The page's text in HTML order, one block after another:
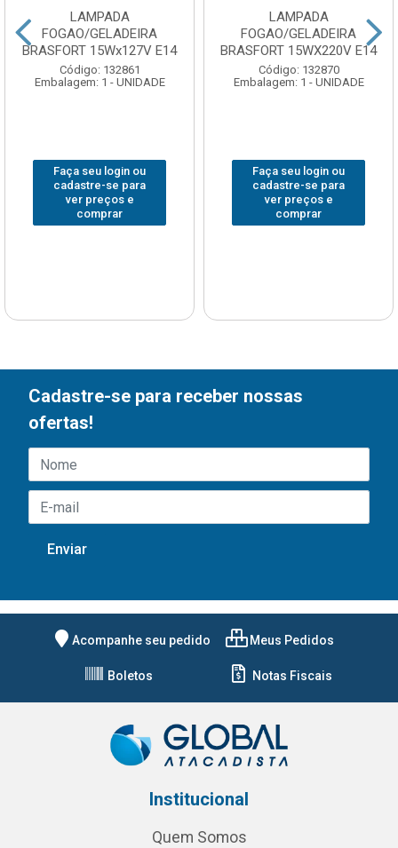
LAMPADA
FOGAO/GELADEIRA
BRASFORT 15Wx127V E14
Código: 132861
Embalagem: 1 - UNIDADE
Faça seu login ou
cadastre-se para
ver preços e
comprar
LAMPADA
FOGAO/GELADEIRA
BRASFORT 15WX220V E14
Código: 132870
Embalagem: 1 - UNIDADE
Faça seu login ou
cadastre-se para
ver preços e
comprar
Cadastre-se para receber nossas
ofertas!
Acompanhe seu pedido Meus Pedidos
Boletos Notas Fiscais
Institucional
Quem Somos